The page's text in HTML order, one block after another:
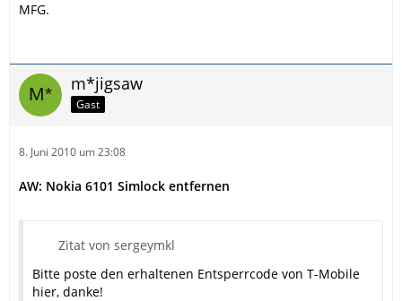
MFG.
m*jigsaw
Gast
8. Juni 2010 um 23:08
AW: Nokia 6101 Simlock entfernen
Zitat von sergeymkl
Bitte poste den erhaltenen Entsperrcode von T-Mobile
hier, danke!